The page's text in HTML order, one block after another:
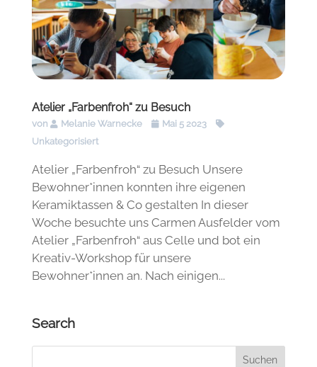
Atelier „Farbenfroh“ zu Besuch
von Melanie Warnecke
Mai 5 2023
Unkategorisiert
Atelier „Farbenfroh“ zu Besuch Unsere
Bewohner*innen konnten ihre eigenen
Keramiktassen & Co gestalten In dieser
Woche besuchte uns Carmen Ausfelder vom
Atelier „Farbenfroh“ aus Celle und bot ein
Kreativ-Workshop für unsere
Bewohner*innen an. Nach einigen...
Search